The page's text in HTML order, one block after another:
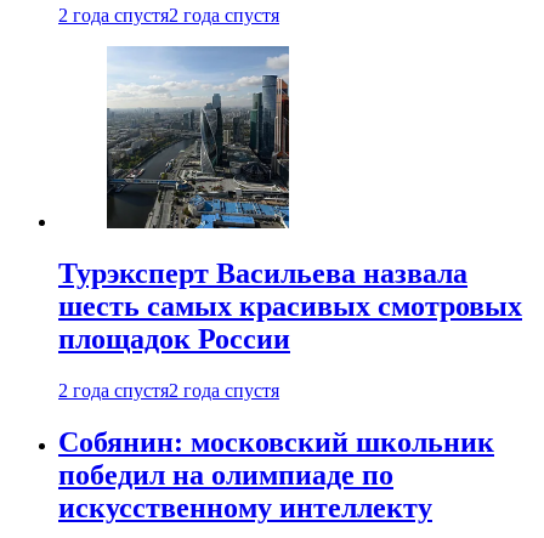
2 года спустя2 года спустя
Турэксперт Васильева назвала
шесть самых красивых смотровых
площадок России
2 года спустя2 года спустя
Собянин: московский школьник
победил на олимпиаде по
искусственному интеллекту